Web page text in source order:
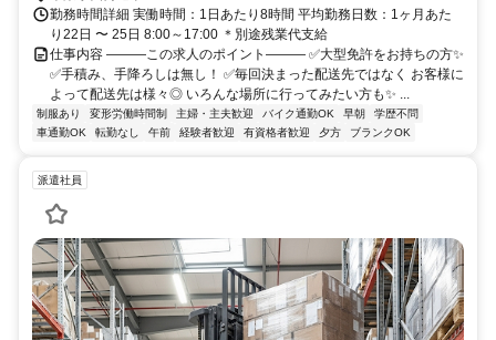
勤務時間詳細 実働時間：1日あたり8時間 平均勤務日数：1ヶ月あた
り22日 〜 25日 8:00～17:00 ＊別途残業代支給
仕事内容 ―――この求人のポイント――― ✅大型免許をお持ちの方✨
✅手積み、手降ろしは無し！ ✅毎回決まった配送先ではなく お客様に
よって配送先は様々◎ いろんな場所に行ってみたい方も✨ ...
制服あり 変形労働時間制 主婦・主夫歓迎 バイク通勤OK 早朝
学歴不問
車通勤OK
転勤なし 午前 経験者歓迎 有資格者歓迎 夕方 ブランクOK
派遣社員